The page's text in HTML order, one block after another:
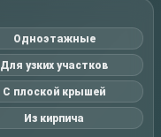
Одноэтажные
Для узких участков
С плоской крышей
Из кирпича